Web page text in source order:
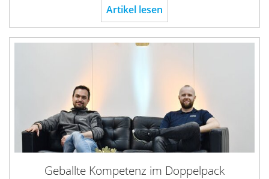
Artikel lesen
Geballte Kompetenz im Doppelpack